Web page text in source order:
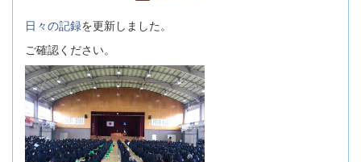
日々の記録を更新しました。
ご確認ください。